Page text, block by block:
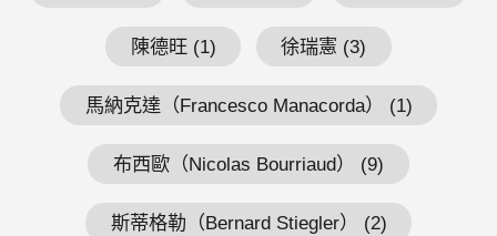
陳德旺 (1) 徐瑞憲 (3)
馬納克達（Francesco Manacorda） (1)
布西歐（Nicolas Bourriaud） (9)
斯蒂格勒（Bernard Stiegler） (2)